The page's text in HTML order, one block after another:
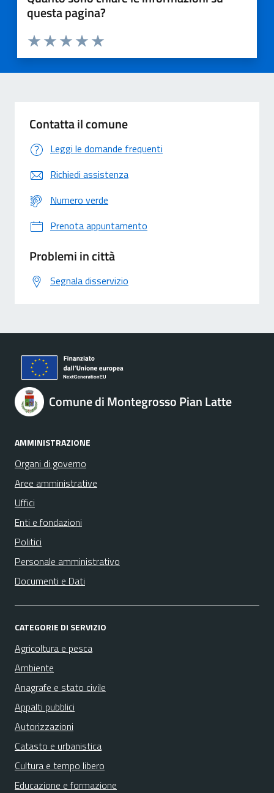
questa pagina?
Valuta 5 stelle su 5
Valuta 4 stelle su 5
Valuta 3 stelle su 5
Valuta 2 stelle su 5
Valuta 1 stelle su 5
Contatta il comune
Leggi le domande frequenti
Richiedi assistenza
Numero verde
Prenota appuntamento
Problemi in città
Segnala disservizio
Comune di Montegrosso Pian Latte
AMMINISTRAZIONE
Organi di governo
Aree amministrative
Uffici
Enti e fondazioni
Politici
Personale amministrativo
Documenti e Dati
CATEGORIE DI SERVIZIO
Agricoltura e pesca
Ambiente
Anagrafe e stato civile
Appalti pubblici
Autorizzazioni
Catasto e urbanistica
Cultura e tempo libero
Educazione e formazione